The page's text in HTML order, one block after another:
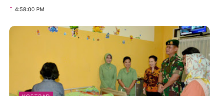
4:58:00 PM